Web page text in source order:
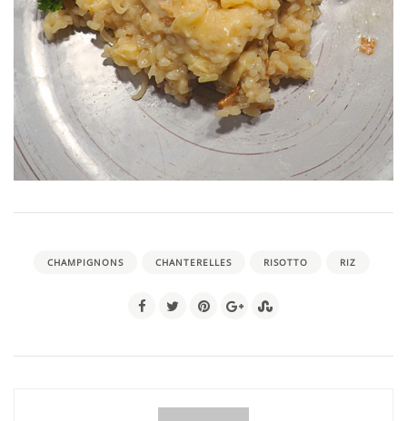
CHAMPIGNONS CHANTERELLES RISOTTO RIZ